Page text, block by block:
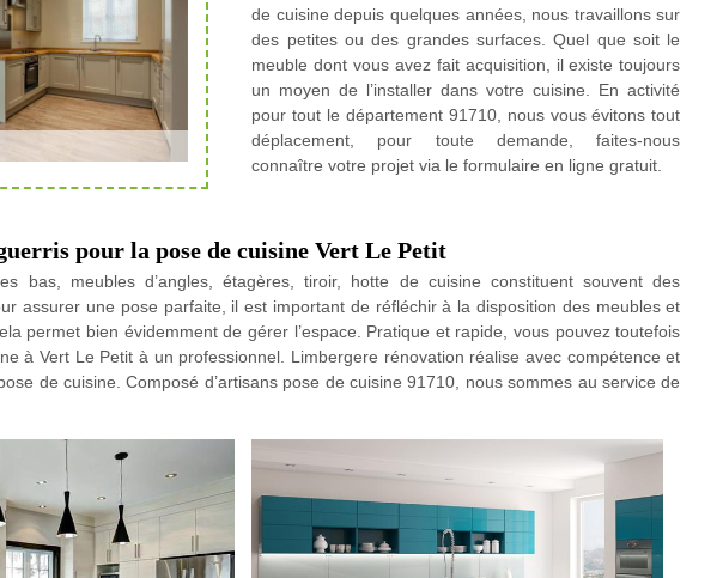
de cuisine depuis quelques années, nous travaillons sur
des petites ou des grandes surfaces. Quel que soit le
meuble dont vous avez fait acquisition, il existe toujours
un moyen de l’installer dans votre cuisine. En activité
pour tout le département 91710, nous vous évitons tout
déplacement, pour toute demande, faites-nous
connaître votre projet via le formulaire en ligne gratuit.
pour la pose de cuisine Vert Le Petit
bas, meubles d’angles, étagères, tiroir, hotte de cuisine constituent souvent des
assurer une pose parfaite, il est important de réfléchir à la disposition des meubles et
permet bien évidemment de gérer l’espace. Pratique et rapide, vous pouvez toutefois
à Vert Le Petit à un professionnel. Limbergere rénovation réalise avec compétence et
de cuisine. Composé d’artisans pose de cuisine 91710, nous sommes au service de